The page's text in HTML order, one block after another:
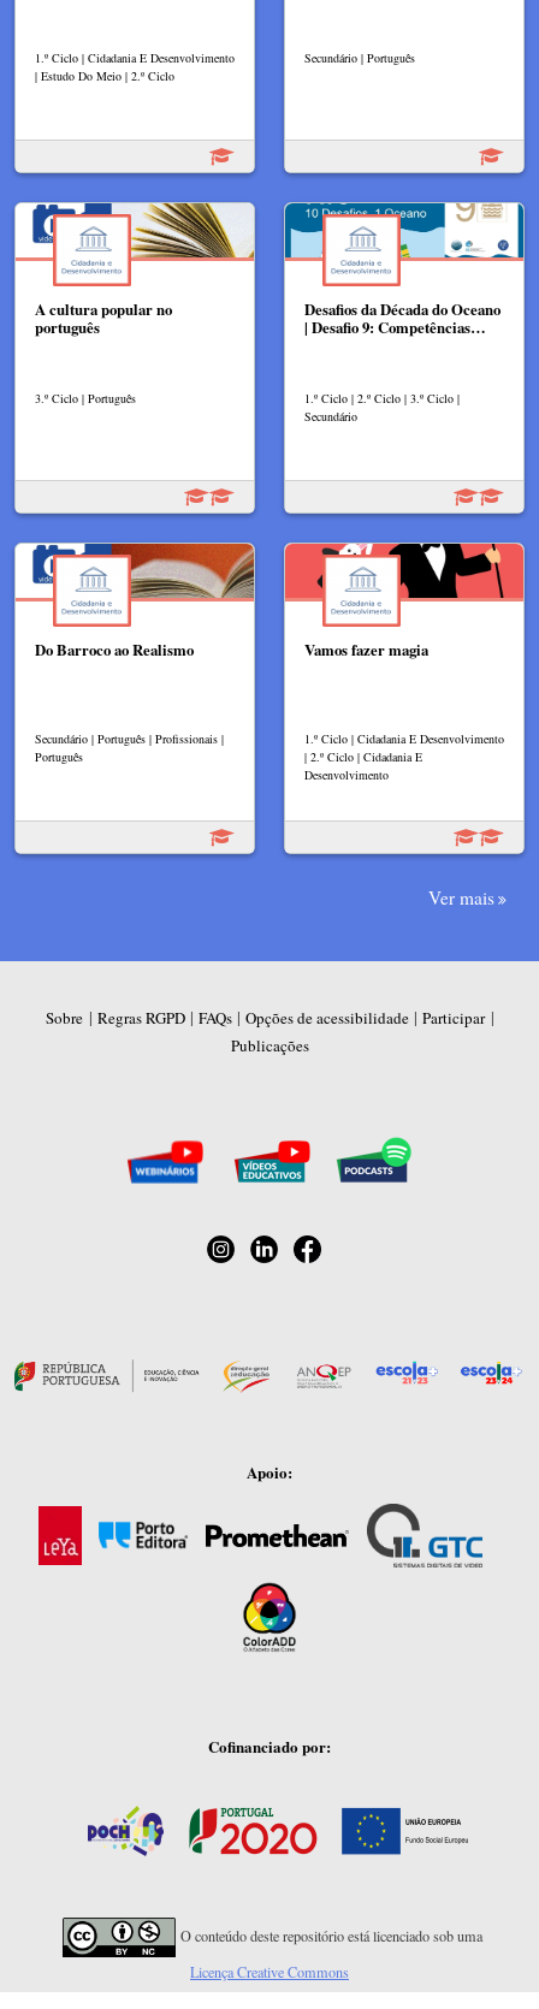
1.º Ciclo | Cidadania E Desenvolvimento
| Estudo Do Meio | 2.º Ciclo
Secundário | Português
A cultura popular no
português
3.º Ciclo | Português
Desafios da Década do Oceano
| Desafio 9: Competências…
1.º Ciclo | 2.º Ciclo | 3.º Ciclo |
Secundário
Do Barroco ao Realismo
Secundário | Português | Profissionais |
Português
Vamos fazer magia
1.º Ciclo | Cidadania E Desenvolvimento
| 2.º Ciclo | Cidadania E
Desenvolvimento
Ver mais
Sobre | Regras RGPD| FAQs| Opções de acessibilidade| Participar|
Publicações
Apoio:
Cofinanciado por:
O conteúdo deste repositório está licenciado sob uma
Licença Creative Commons